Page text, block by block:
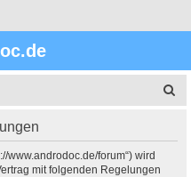
www.androdoc.de/forum“) wird
mit folgenden Regelungen